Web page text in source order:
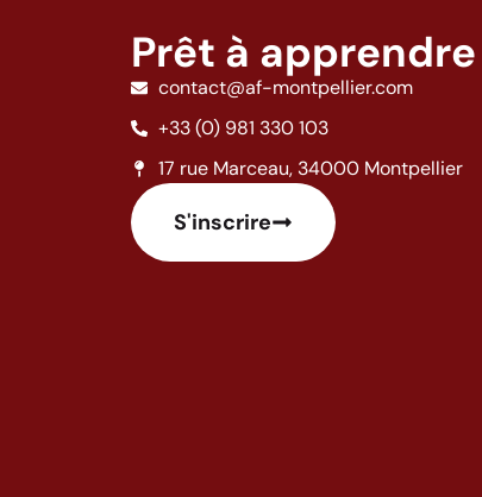
Prêt à
contact@af-montpellier.com
+33 (0) 981 330 103
17 rue Marceau, 34000 Montpellier
S'inscrire